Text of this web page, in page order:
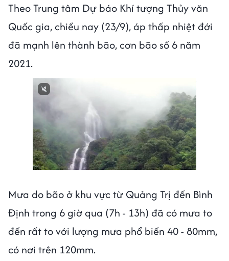
Theo Trung tâm Dự báo Khí tượng Thủy văn
Quốc gia, chiều nay (23/9), áp thấp nhiệt đới
đã mạnh lên thành bão, cơn bão số 6 năm
2021.
Mưa do bão ở khu vực từ Quảng Trị đến Bình
Định trong 6 giờ qua (7h - 13h) đã có mưa to
đến rất to với lượng mưa phổ biến 40 - 80mm,
có nơi trên 120mm.